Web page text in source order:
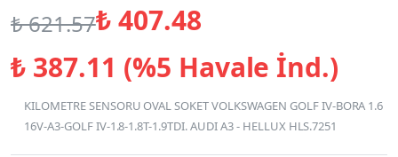
₺621.57₺407.48
₺387.11 (%5 Havale İnd.)
KILOMETRE SENSORU OVAL SOKET VOLKSWAGEN GOLF IV-BORA 1.6
16V-A3-GOLF IV-1.8-1.8T-1.9TDI. AUDI A3 - HELLUX HLS.7251